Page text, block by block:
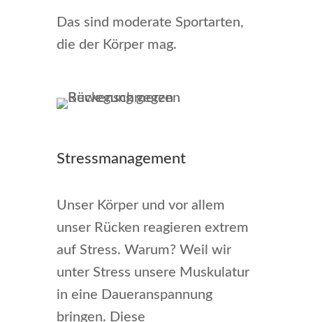
Das sind moderate Sportarten,
die der Körper mag.
Stressmanagement
Unser Körper und vor allem
unser Rücken reagieren extrem
auf Stress. Warum? Weil wir
unter Stress unsere Muskulatur
in eine Daueranspannung
bringen. Diese